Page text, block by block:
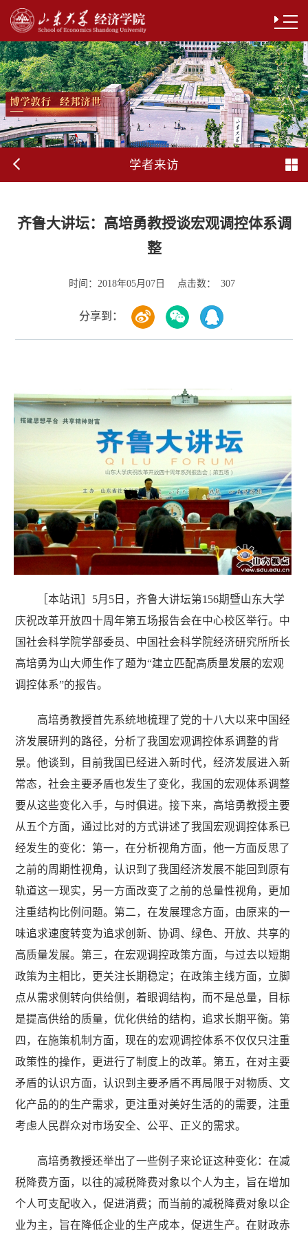
学者来访
齐鲁大讲坛：高培勇教授谈宏观调控体系调
整
时间： 2018年05月07日 点击数： 307
分享到：
［本站讯］5月5日，齐鲁大讲坛第156期暨山东大学
庆祝改革开放四十周年第五场报告会在中心校区举行。中
国社会科学院学部委员、中国社会科学院经济研究所所长
高培勇为山大师生作了题为“建立匹配高质量发展的宏观
调控体系”的报告。
高培勇教授首先系统地梳理了党的十八大以来中国经
济发展研判的路径，分析了我国宏观调控体系调整的背
景。他谈到，目前我国已经进入新时代，经济发展进入新
常态，社会主要矛盾也发生了变化，我国的宏观体系调整
要从这些变化入手，与时俱进。接下来，高培勇教授主要
从五个方面，通过比对的方式讲述了我国宏观调控体系已
经发生的变化：第一，在分析视角方面，他一方面反思了
之前的周期性视角，认识到了我国经济发展不能回到原有
轨道这一现实，另一方面改变了之前的总量性视角，更加
注重结构比例问题。第二，在发展理念方面，由原来的一
味追求速度转变为追求创新、协调、绿色、开放、共享的
高质量发展。第三，在宏观调控政策方面，与过去以短期
政策为主相比，更关注长期稳定；在政策主线方面，立脚
点从需求侧转向供给侧，着眼调结构，而不是总量，目标
是提高供给的质量，优化供给的结构，追求长期平衡。第
四，在施策机制方面，现在的宏观调控体系不仅仅只注重
政策性的操作，更进行了制度上的改革。第五，在对主要
矛盾的认识方面，认识到主要矛盾不再局限于对物质、文
化产品的的生产需求，更注重对美好生活的的需要，注重
考虑人民群众对市场安全、公平、正义的需求。
高培勇教授还举出了一些例子来论证这种变化：在减
税降费方面，以往的减税降费对象以个人为主，旨在增加
个人可支配收入，促进消费；而当前的减税降费对象以企
业为主，旨在降低企业的生产成本，促进生产。在财政赤